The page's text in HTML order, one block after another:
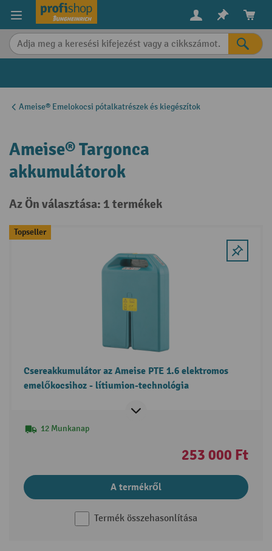
content
Ameise® Emelokocsi pótalkatrészek és kiegészítok
Ameise® Targonca
akkumulátorok
Az Ön választása: 1 termékek
Topseller
Csereakkumulátor az Ameise PTE 1.6 elektromos
emelőkocsihoz - lítiumion-technológia
12 Munkanap
253 000 Ft
A termékről
Termék összehasonlítása